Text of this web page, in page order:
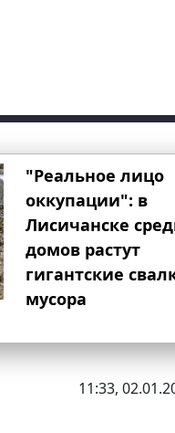
"Реальное лицо
оккупации": в
Лисичанске
домов растут
гигантские
мусора
11:33,